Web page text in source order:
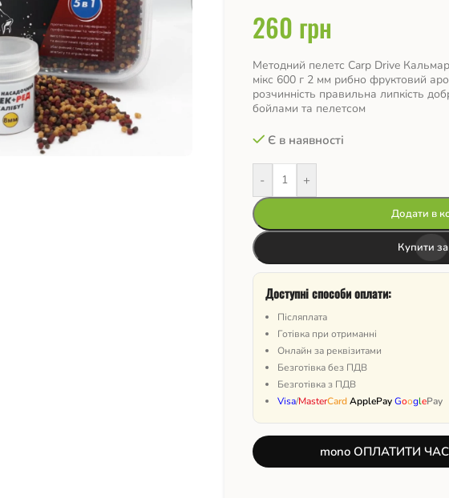
260 грн
Методний пелетс Carp Drive
мікс 600 г 2 мм рибно фруктовий
розчинність правильна липкість
бойлами та пелетсом
Є в наявності
- +
Додати в
Купити
Доступні способи оплати:
Післяплата
Готівка при отриманні
Онлайн за реквізитами
Безготівка без ПДВ
Безготівка з ПДВ
Visa/MasterCard ApplePay GooglePay
mono ОПЛАТИТИ